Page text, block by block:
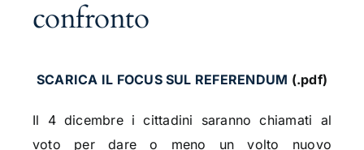
confronto
SCARICA IL FOCUS SUL REFERENDUM (.pdf)
Il 4 dicembre i cittadini saranno chiamati al
voto per dare o meno un volto nuovo